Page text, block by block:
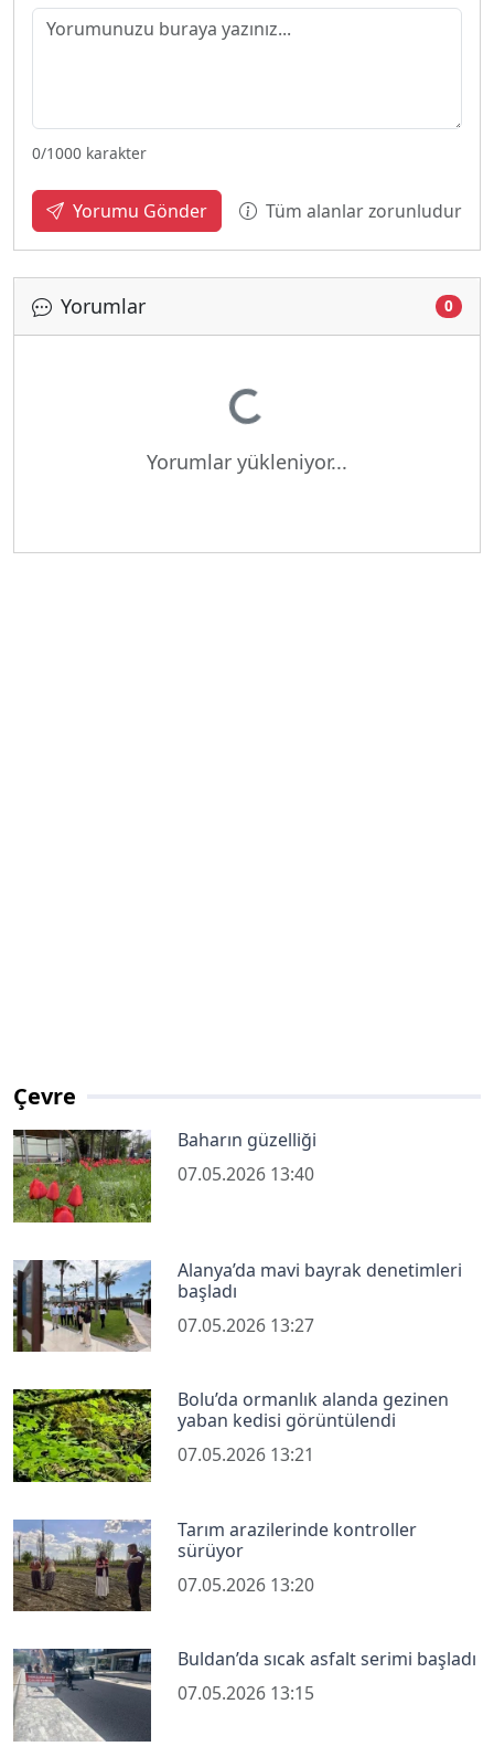
0/1000 karakter
Yorumu Gönder Tüm alanlar zorunludur
Yorumlar 0
Yükleniyor...
Yorumlar yükleniyor...
Çevre
Baharın güzelliği
07.05.2026 13:40
Alanya’da mavi bayrak denetimleri
başladı
07.05.2026 13:27
Bolu’da ormanlık alanda gezinen
yaban kedisi görüntülendi
07.05.2026 13:21
Tarım arazilerinde kontroller
sürüyor
07.05.2026 13:20
Buldan’da sıcak asfalt serimi başladı
07.05.2026 13:15